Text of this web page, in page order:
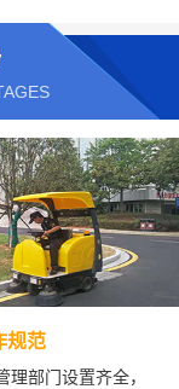
规范
理部门设置齐全，